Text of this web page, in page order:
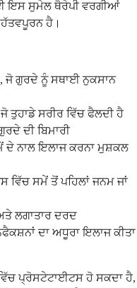
ਇਸ ਸੁਮੇਲ ਥੈਰੇਪੀ ਵਰਗੀਆਂ
ਹੈ।
ਜੋ ਗੁਰਦੇ ਨੂੰ ਸਥਾਈ ਨੁਕਸਾਨ
ਤੁਹਾਡੇ ਸਰੀਰ ਵਿੱਚ ਫੈਲਦੀ ਹੈ
ਦੀ ਬਿਮਾਰੀ
ਦੇ ਨਾਲ ਇਲਾਜ ਕਰਨਾ ਮੁਸ਼ਕਲ
ਵਿੱਚ ਸਮੇਂ ਤੋਂ ਪਹਿਲਾਂ ਜਨਮ ਜਾਂ
ਲਗਾਤਾਰ ਦਰਦ
ਦਾ ਅਧੂਰਾ ਇਲਾਜ ਕੀਤਾ
ਪ੍ਰੋਸਟੇਟਾਈਟਸ ਹੋ ਸਕਦਾ ਹੈ,